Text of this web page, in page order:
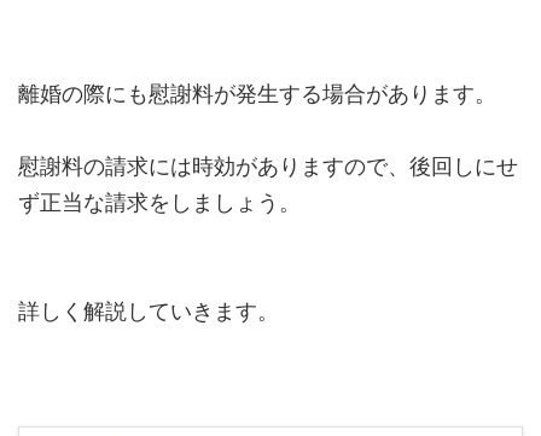
離婚の際にも慰謝料が発生する場合があります。
慰謝料の請求には時効がありますので、後回しにせ
ず正当な請求をしましょう。
詳しく解説していきます。